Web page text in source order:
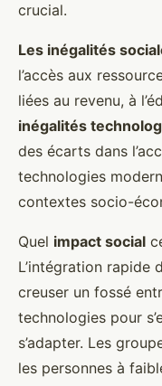
crucial.
Les inégalités
l’accès aux
liées au revenu, à
inégalités
des écarts dans
technologies
contextes socio-
Quel impact social
L’intégration rapide
creuser un fossé
technologies pour
s’adapter. Les
les personnes à